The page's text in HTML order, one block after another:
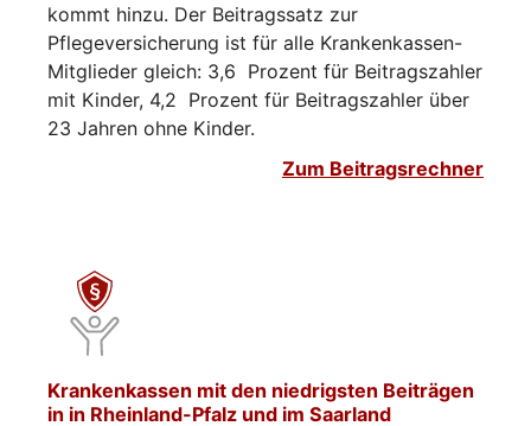
kommt hinzu. Der Beitragssatz zur
Pflegeversicherung ist für alle Krankenkassen-
Mitglieder gleich: 3,6 Prozent für Beitragszahler
mit Kinder, 4,2 Prozent für Beitragszahler über
23 Jahren ohne Kinder.
Zum Beitragsrechner
Krankenkassen mit den niedrigsten Beiträgen
in in Rheinland-Pfalz und im Saarland